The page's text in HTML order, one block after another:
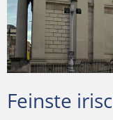
Beispiel irischer
Stadtwappen
Feinste